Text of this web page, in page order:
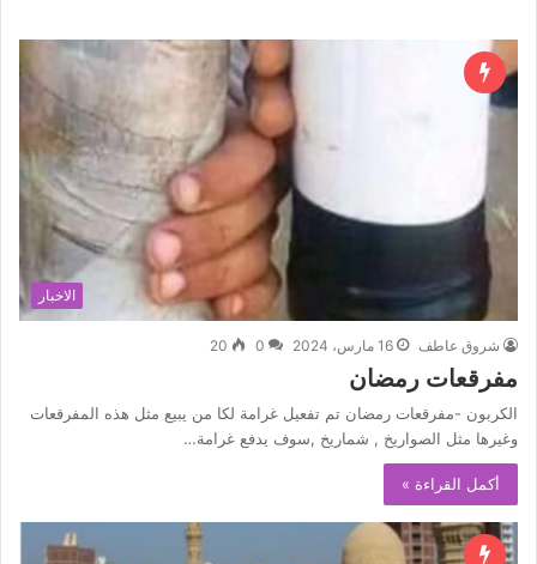
الاخبار
شروق عاطف 16 مارس، 2024 0
20
مفرقعات رمضان
الكربون -مفرقعات رمضان تم تفعيل غرامة لكا من يبيع مثل هذه المفرقعات
وغيرها مثل الصواريخ , شماريخ ,سوف يدفع غرامة…
أكمل القراءة »